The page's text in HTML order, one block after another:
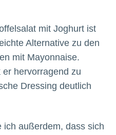
mit Joghurt ist
Alternative zu den
mit Mayonnaise.
hervorragend zu
Dressing deutlich
ich außerdem, dass sich